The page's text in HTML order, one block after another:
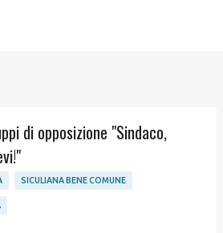
contenuti principali
di opposizione "Sindaco,
SICULIANA BENE COMUNE